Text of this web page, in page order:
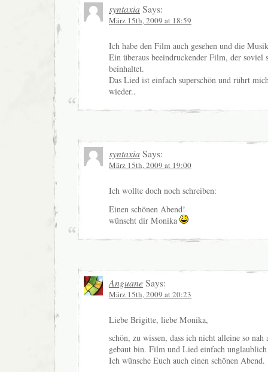
syntaxia Says:
März 15th, 2009 at 18:59
Ich habe den Film auch gesehen und die
Ein überaus beeindruckender Film, der soviel
beinhaltet.
Das Lied ist einfach superschön und rührt
wieder..
syntaxia Says:
März 15th, 2009 at 19:00
Ich wollte doch noch schreiben:
Einen schönen Abend!
wünscht dir Monika
Anguane Says:
März 15th, 2009 at 20:23
Liebe Brigitte, liebe Monika,
schön, zu wissen, dass ich nicht alleine so nah
gebaut bin. Film und Lied einfach
Ich wünsche Euch auch einen schönen Abend.